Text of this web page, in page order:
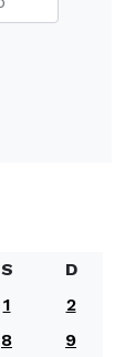
S
D
1
2
8
9